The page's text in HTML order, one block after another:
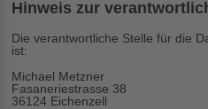
Hinweis zur
Die verantwortliche Stelle für die
ist:
Michael Metzner
Fasaneriestrasse 38
36124 Eichenzell